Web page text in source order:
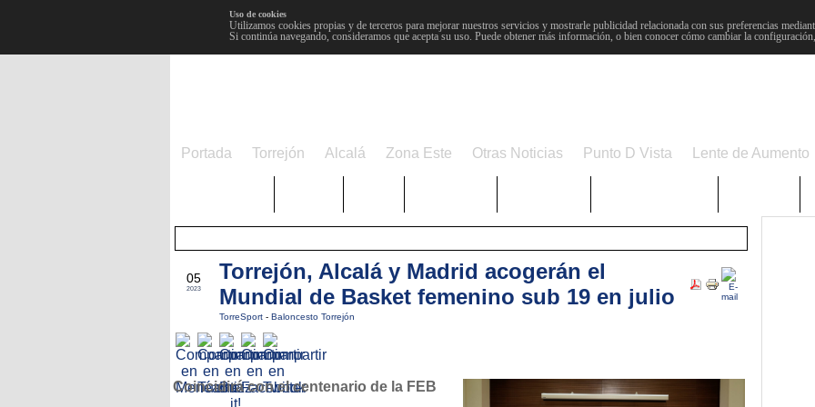
Uso de cookies
Utilizamos cookies propias y de terceros para mejorar nuestros servicios y mostrarle publicidad relacionada con sus preferencias
Si continúa navegando, consideramos que acepta su uso. Puede obtener más información, o bien conocer cómo cambiar la
Portada Torrejón Alcalá Zona Este Otras Noticias Punto D Vista Lente de Aumento
05
2023
Torrejón, Alcalá y Madrid acogerán el
Mundial de Basket femenino sub 19 en julio
TorreSport - Baloncesto Torrejón
Coincidirá con el centenario de la FEB